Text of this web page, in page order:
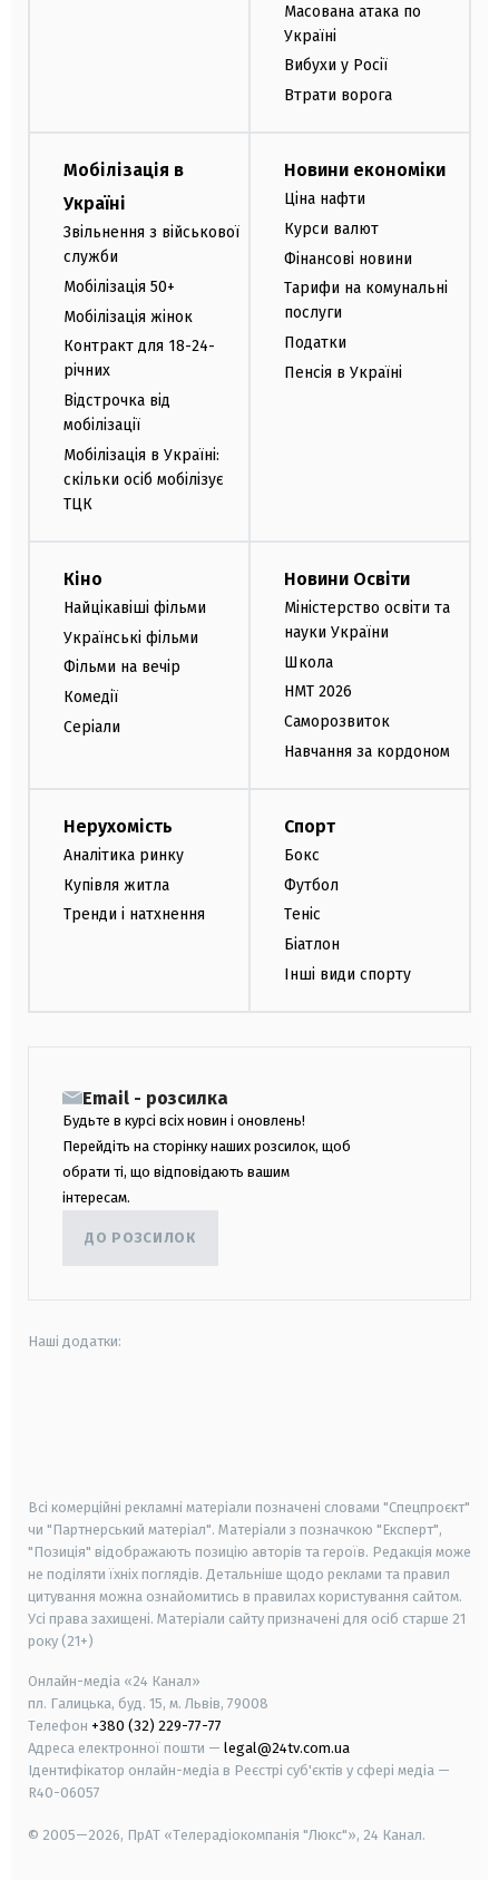
Масована атака по
Україні
Вибухи у Росії
Втрати ворога
Мобілізація в
Україні
Звільнення з військової
служби
Мобілізація 50+
Мобілізація жінок
Контракт для 18-24-
річних
Відстрочка від
мобілізації
Мобілізація в Україні:
скільки осіб мобілізує
ТЦК
Новини економіки
Ціна нафти
Курси валют
Фінансові новини
Тарифи на комунальні
послуги
Податки
Пенсія в Україні
Кіно
Найцікавіші фільми
Українські фільми
Фільми на вечір
Комедії
Серіали
Новини Освіти
Міністерство освіти та
науки України
Школа
НМТ 2026
Саморозвиток
Навчання за кордоном
Нерухомість
Аналітика ринку
Купівля житла
Тренди і натхнення
Спорт
Бокс
Футбол
Теніс
Біатлон
Інші види спорту
Email - розсилка
Будьте в курсі всіх новин і оновлень!
Перейдіть на сторінку наших розсилок, щоб
обрати ті, що відповідають вашим
інтересам.
ДО РОЗСИЛОК
Наші додатки:
Всі комерційні рекламні матеріали позначені словами "Спецпроєкт"
чи "Партнерський матеріал". Матеріали з позначкою "Експерт",
"Позиція" відображають позицію авторів та героїв. Редакція може
не поділяти їхніх поглядів. Детальніше щодо реклами та правил
цитування можна ознайомитись в правилах користування сайтом.
Усі права захищені. Матеріали сайту призначені для осіб старше 21
року (21+)
Онлайн-медіа «24 Канал»
пл. Галицька, буд. 15, м. Львів, 79008
Телефон +380 (32) 229-77-77
Адреса електронної пошти — legal@24tv.com.ua
Ідентифікатор онлайн-медіа в Реєстрі суб'єктів у сфері медіа —
R40-06057
© 2005—2026, ПрАТ «Телерадіокомпанія "Люкс"», 24 Канал.